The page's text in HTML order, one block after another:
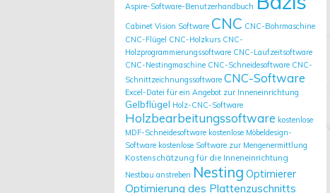
Aspire-Software-Benutzerhandbuch
Cabinet Vision Software CNC CNC-Bohrmaschine
CNC-Flügel CNC-Holzkurs CNC-
Holzprogrammierungssoftware CNC-Laufzeitsoftware
CNC-Nestingmaschine CNC-Schneidesoftware CNC-
Schnittzeichnungssoftware CNC-Software
Excel-Datei für ein Angebot zur Inneneinrichtung
Gelbflügel Holz-CNC-Software
Holzbearbeitungssoftware kostenlose
MDF-Schneidesoftware kostenlose Möbeldesign-
Software kostenlose Software zur Mengenermittlung
Kostenschätzung für die Inneneinrichtung
Nestbau anstreben Nesting Optimierer
Optimierung des Plattenzuschnitts